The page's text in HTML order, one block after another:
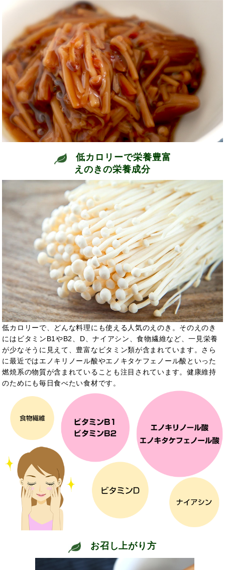
低カロリーで栄養豊富
えのきの栄養成分
低カロリーで、どんな料理にも使える人気のえのき。そのえのき
にはビタミンB1やB2、D、ナイアシン、食物繊維など、一見栄養
が少なそうに見えて、豊富なビタミン類が含まれています。さら
に最近ではエノキリノール酸やエノキタケフェノール酸といった
燃焼系の物質が含まれていることも注目されています。健康維持
のためにも毎日食べたい食材です。
お召し上がり方